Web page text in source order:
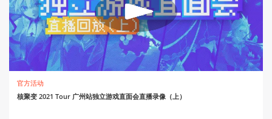
官方活动
核聚变 2021 Tour 广州站独立游戏直面会直播录像（上）